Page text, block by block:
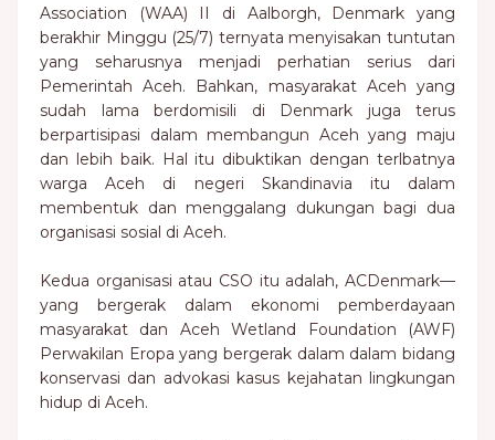
Association (WAA) II di Aalborgh, Denmark yang
berakhir Minggu (25/7) ternyata menyisakan tuntutan
yang seharusnya menjadi perhatian serius dari
Pemerintah Aceh. Bahkan, masyarakat Aceh yang
sudah lama berdomisili di Denmark juga terus
berpartisipasi dalam membangun Aceh yang maju
dan lebih baik. Hal itu dibuktikan dengan terlbatnya
warga Aceh di negeri Skandinavia itu dalam
membentuk dan menggalang dukungan bagi dua
organisasi sosial di Aceh.
Kedua organisasi atau CSO itu adalah, ACDenmark—
yang bergerak dalam ekonomi pemberdayaan
masyarakat dan Aceh Wetland Foundation (AWF)
Perwakilan Eropa yang bergerak dalam dalam bidang
konservasi dan advokasi kasus kejahatan lingkungan
hidup di Aceh.